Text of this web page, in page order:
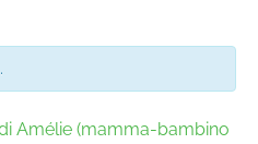
Amélie (mamma-bambino